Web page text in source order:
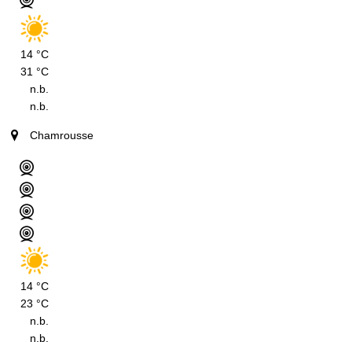
14 °C
31 °C
n.b.
n.b.
Chamrousse
14 °C
23 °C
n.b.
n.b.